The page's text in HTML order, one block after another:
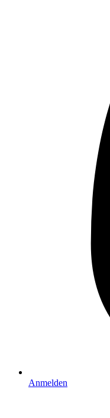
Anmelden